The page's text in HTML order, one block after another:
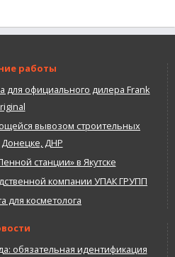
работы
для официального дилера Frank
вывозом строительных
Донецке, ДНР
станции» в Якутске
компании УПАК ГРУПП
для косметолога
обязательная идентификация